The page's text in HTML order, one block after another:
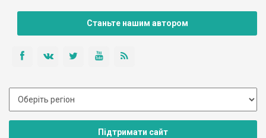
Станьте нашим автором
Підтримати сайт